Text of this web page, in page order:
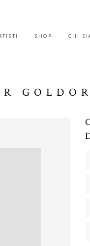
SHOP CHI